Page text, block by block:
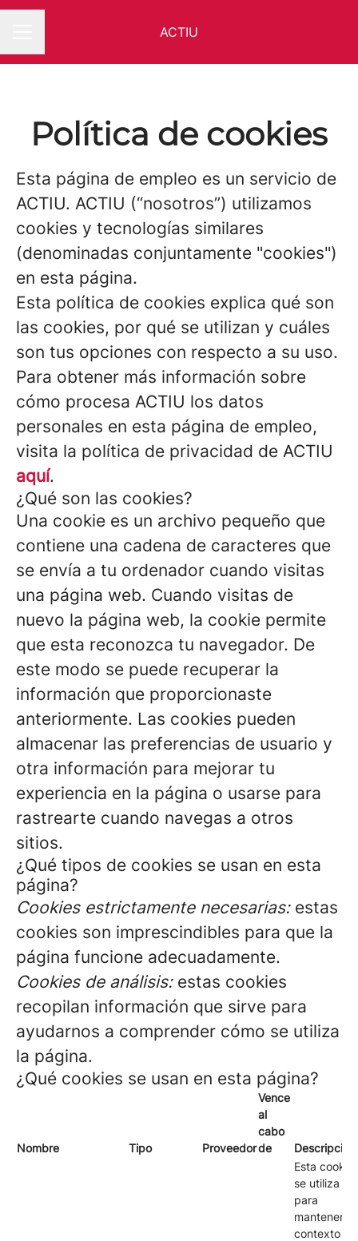
ACTIU
Política de cookies
Esta página de empleo es un servicio de
ACTIU. ACTIU (“nosotros”) utilizamos
cookies y tecnologías similares
(denominadas conjuntamente "cookies")
en esta página.
Esta política de cookies explica qué son
las cookies, por qué se utilizan y cuáles
son tus opciones con respecto a su uso.
Para obtener más información sobre
cómo procesa ACTIU los datos
personales en esta página de empleo,
visita la política de privacidad de ACTIU
aquí.
¿Qué son las cookies?
Una cookie es un archivo pequeño que
contiene una cadena de caracteres que
se envía a tu ordenador cuando visitas
una página web. Cuando visitas de
nuevo la página web, la cookie permite
que esta reconozca tu navegador. De
este modo se puede recuperar la
información que proporcionaste
anteriormente. Las cookies pueden
almacenar las preferencias de usuario y
otra información para mejorar tu
experiencia en la página o usarse para
rastrearte cuando navegas a otros
sitios.
¿Qué tipos de cookies se usan en esta
página?
Cookies estrictamente necesarias:estas
cookies son imprescindibles para que la
página funcione adecuadamente.
Cookies de análisis:estas cookies
recopilan información que sirve para
ayudarnos a comprender cómo se utiliza
la página.
¿Qué cookies se usan en esta página?
Nombre Tipo Proveedor
Vence
al
cabo
de
Descripción
Esta cookie
se utiliza
para
mantener el
contexto